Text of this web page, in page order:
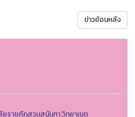
ข่าวย้อนหลัง
ราชภัฏสวนสุนันทา วิทยาเขต